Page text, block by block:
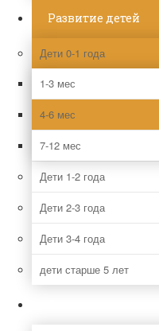
Развитие детей
Дети 0-1 года
1-3 мес
4-6 мес
7-12 мес
Дети 1-2 года
Дети 2-3 года
Дети 3-4 года
дети старше 5 лет